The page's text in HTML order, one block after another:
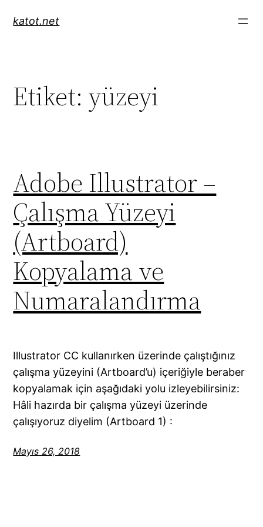
geçkatot.net
Etiket:yüzeyi
Adobe Illustrator –
Çalışma Yüzeyi
(Artboard)
Kopyalama ve
Numaralandırma
Illustrator CC kullanırken üzerinde çalıştığınız
çalışma yüzeyini (Artboard’u) içeriğiyle beraber
kopyalamak için aşağıdaki yolu izleyebilirsiniz:
Hâli hazırda bir çalışma yüzeyi üzerinde
çalışıyoruz diyelim (Artboard 1) :
Mayıs 26, 2018